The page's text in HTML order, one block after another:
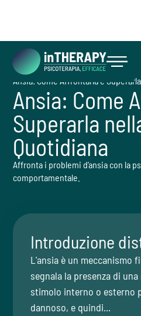
Inizia ora
Cosa facciamoDisturbi
Ansia: Come Affrontarla e
Ansia: Come
Superarla
Quotidiana
Affronta i problemi d’ansia con la
comportamentale.
Introduzione
L'ansia è un meccanismo
segnala la presenza di
stimolo interno o esterno
dannoso, e quindi...